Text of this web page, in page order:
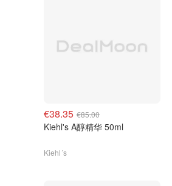
€38.35 €85.00
Kiehl's A醇精华 50ml
Kiehl´s